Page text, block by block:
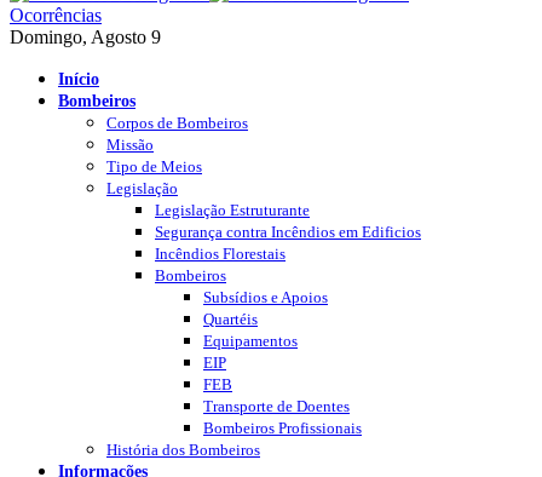
Ocorrências
Domingo, Agosto 9
Início
Bombeiros
Corpos de Bombeiros
Missão
Tipo de Meios
Legislação
Legislação Estruturante
Segurança contra Incêndios em Edificios
Incêndios Florestais
Bombeiros
Subsídios e Apoios
Quartéis
Equipamentos
EIP
FEB
Transporte de Doentes
Bombeiros Profissionais
História dos Bombeiros
Informações